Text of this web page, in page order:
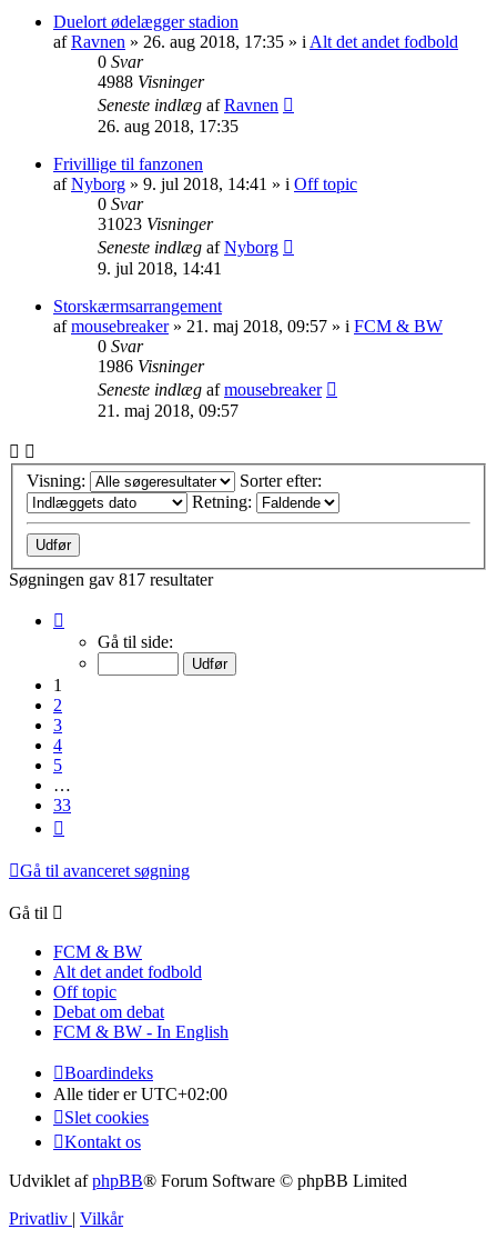
Duelort ødelægger stadion
afRavnen » 26. aug 2018, 17:35 » i Alt det andet fodbold
0 Svar
4988 Visninger
Seneste indlæg afRavnen
26. aug 2018, 17:35
Frivillige til fanzonen
afNyborg » 9. jul 2018, 14:41 » i Off topic
0 Svar
31023 Visninger
Seneste indlæg afNyborg
9. jul 2018, 14:41
Storskærmsarrangement
afmousebreaker» 21. maj 2018, 09:57 » i FCM & BW
0 Svar
1986 Visninger
Seneste indlæg afmousebreaker
21. maj 2018, 09:57
Visning:
Sorter efter:
Retning:
Søgningen gav 817 resultater
Gå til side:
1
2
3
4
5
…
33
Gå til avanceret søgning
Gå til
FCM & BW
Alt det andet fodbold
Off topic
Debat om debat
FCM & BW - In English
Boardindeks
Alle tider erUTC+02:00
Slet cookies
Kontakt os
Udviklet afphpBB® Forum Software © phpBB Limited
Privatliv
Vilkår